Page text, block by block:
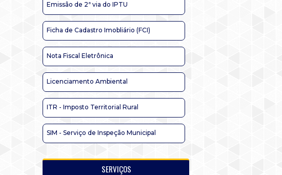
Emissão de 2ª via do IPTU
Ficha de Cadastro Imobliário (FCI)
Nota Fiscal Eletrônica
Licenciamento Ambiental
ITR - Imposto Territorial Rural
SIM - Serviço de Inspeção Municipal
SERVIÇOS